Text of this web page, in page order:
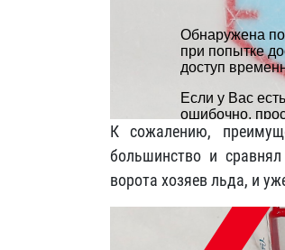
К сожалению,
большинство и
ворота хозяев льда, и